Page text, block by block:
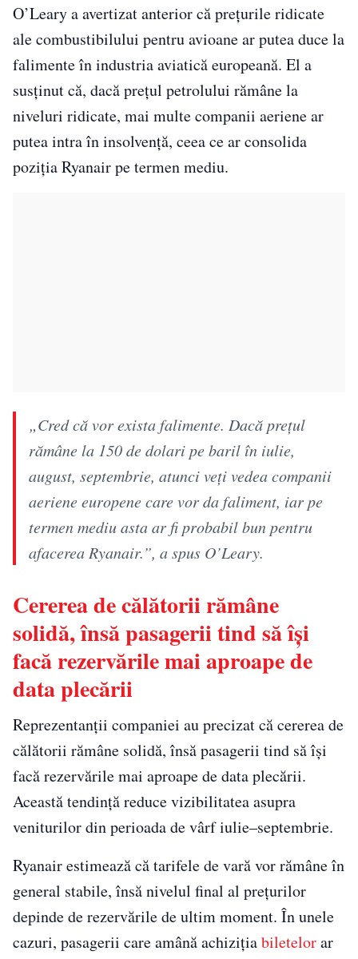
O’Leary a avertizat anterior că prețurile ridicate
ale combustibilului pentru avioane ar putea duce la
falimente în industria aviatică europeană. El a
susținut că, dacă prețul petrolului rămâne la
niveluri ridicate, mai multe companii aeriene ar
putea intra în insolvență, ceea ce ar consolida
poziția Ryanair pe termen mediu.
„Cred că vor exista falimente. Dacă prețul
rămâne la 150 de dolari pe baril în iulie,
august, septembrie, atunci veți vedea companii
aeriene europene care vor da faliment, iar pe
termen mediu asta ar fi probabil bun pentru
afacerea Ryanair.”, a spus O’Leary.
Cererea de călătorii rămâne
solidă, însă pasagerii tind să își
facă rezervările mai aproape de
data plecării
Reprezentanții companiei au precizat că cererea de
călătorii rămâne solidă, însă pasagerii tind să își
facă rezervările mai aproape de data plecării.
Această tendință reduce vizibilitatea asupra
veniturilor din perioada de vârf iulie–septembrie.
Ryanair estimează că tarifele de vară vor rămâne în
general stabile, însă nivelul final al prețurilor
depinde de rezervările de ultim moment. În unele
cazuri, pasagerii care amână achizițiabiletelorar